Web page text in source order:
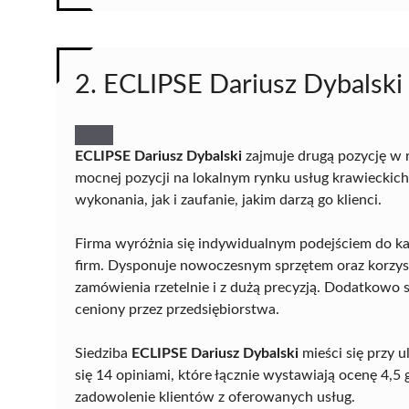
2. ECLIPSE Dariusz Dybalski
ECLIPSE Dariusz Dybalski zajmuje drugą pozycję w
mocnej pozycji na lokalnym rynku usług
wykonania, jak i zaufanie, jakim darzą go klienci.
Firma wyróżnia się indywidualnym podejściem do
firm. Dysponuje nowoczesnym sprzętem oraz
zamówienia rzetelnie i z dużą precyzją. Dodatkowo
ceniony przez przedsiębiorstwa.
Siedziba ECLIPSE Dariusz Dybalski mieści się przy
się 14 opiniami, które łącznie wystawiają ocenę
zadowolenie klientów z oferowanych usług.